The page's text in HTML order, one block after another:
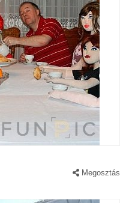
Megosztás